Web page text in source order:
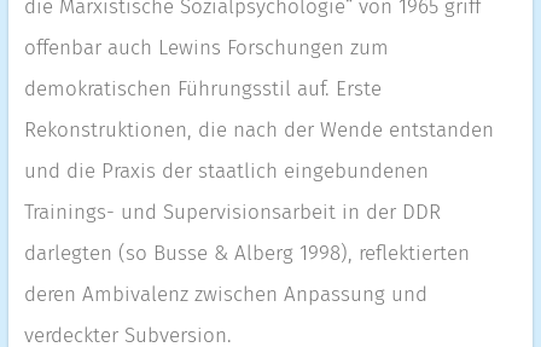
die Marxistische Sozialpsychologie“ von 1965 griff
offenbar auch Lewins Forschungen zum
demokratischen Führungsstil auf. Erste
Rekonstruktionen, die nach der Wende entstanden
und die Praxis der staatlich eingebundenen
Trainings- und Supervisionsarbeit in der DDR
darlegten (so Busse & Alberg 1998), reflektierten
deren Ambivalenz zwischen Anpassung und
verdeckter Subversion.